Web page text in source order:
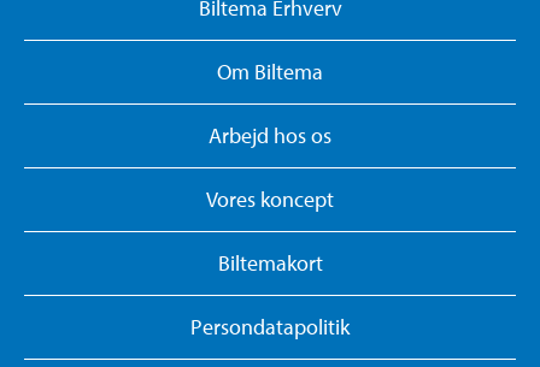
Biltema Erhverv
Om Biltema
Arbejd hos os
Vores koncept
Biltemakort
Persondatapolitik